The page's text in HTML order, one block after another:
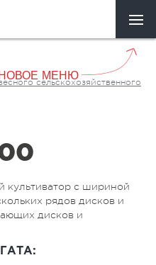
МЕНЮ
сельскохозяйственного
культиватор с шириной
рядов дисков и
дисков и